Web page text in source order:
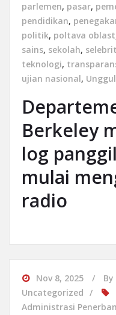
parlemen, pasar,
pendidikan,
politik, poltava oblast
sains, sekolah,
teknologi,
ujian nasional,
Berkeley
log
mulai
radio
Nov 8, 2025 By
Uncategorized
Administrasi